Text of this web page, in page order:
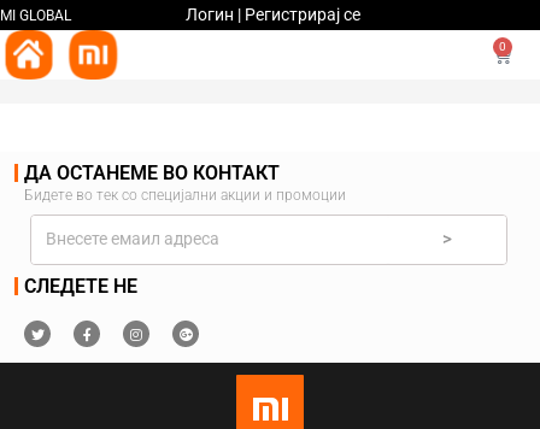
MI GLOBAL Логин | Регистрирај се
0
ДА ОСТАНЕМЕ ВО КОНТАКТ
Бидете во тек со специјални акции и промоции
>
СЛЕДЕТЕ НЕ